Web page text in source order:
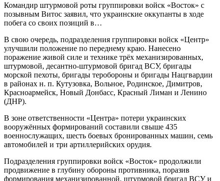
Командир штурмовой роты группировки войск «Восток» с
позывным Витос заявил, что украинские оккупанты в ходе
побега со своих позиций в…
В свою очередь, подразделения группировки войск «Центр»
улучшили положение по переднему краю. Нанесено
поражение живой силе и технике трёх механизированных,
штурмовой, десантно-штурмовой бригад ВСУ, бригады
морской пехоты, бригады теробороны и бригады Нацгвардии
в районах н. п. Кутузовка, Вольное, Родинское, Димитров,
Красноармейск, Новый Донбасс, Красный Лиман и Ленино
(ДНР).
В зоне ответственности «Центра» потери украинских
вооружённых формирований составили свыше 435
военнослужащих, шесть боевых бронированных машин, семь
автомобилей и три артиллерийских орудия.
Подразделения группировки войск «Восток» продолжили
продвижение в глубину обороны противника, поразив
формирования механизированной, штурмовой бригад ВСУ и